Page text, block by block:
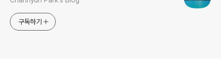
구독하기